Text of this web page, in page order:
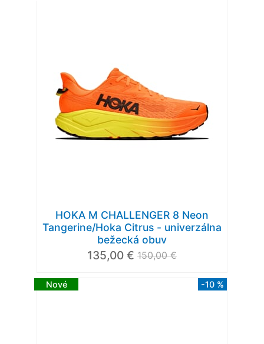
HOKA M CHALLENGER 8 Neon
Tangerine/Hoka Citrus - univerzálna
bežecká obuv
135,00 € 150,00 €
Nové -10 %